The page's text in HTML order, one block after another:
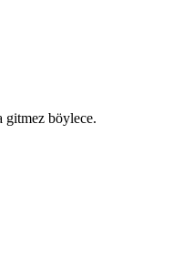
gitmez böylece.